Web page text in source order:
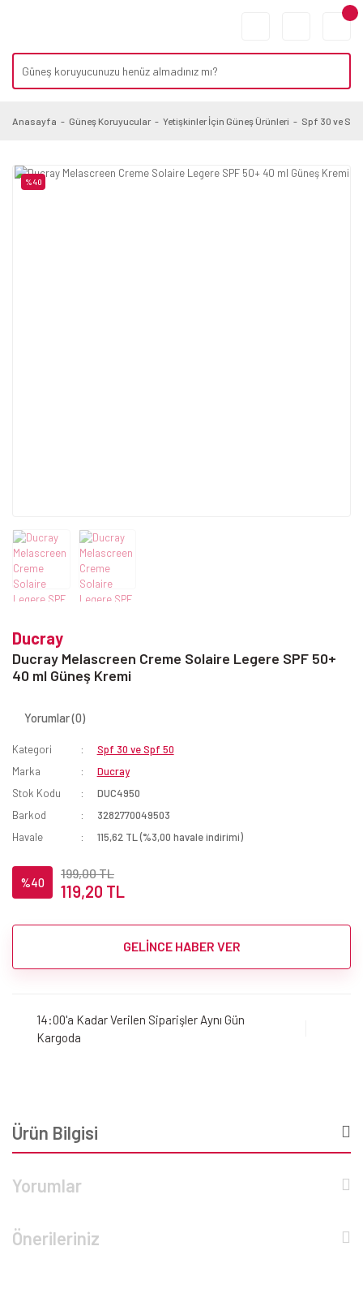
Anasayfa Güneş Koruyucular Yetişkinler İçin Güneş Ürünleri Spf 30 ve Spf
%40
Ducray
Ducray Melascreen Creme Solaire Legere SPF 50+
40 ml Güneş Kremi
Yorumlar (0)
Kategori
Spf 30 ve Spf 50
Marka
Ducray
Stok Kodu
DUC4950
Barkod
3282770049503
Havale
115,62 TL (%3,00 havale indirimi)
%40
199,00 TL
119,20 TL
GELİNCE HABER VER
14:00'a Kadar Verilen Siparişler Aynı Gün
Kargoda
Ürün Bilgisi
Yorumlar
Önerileriniz